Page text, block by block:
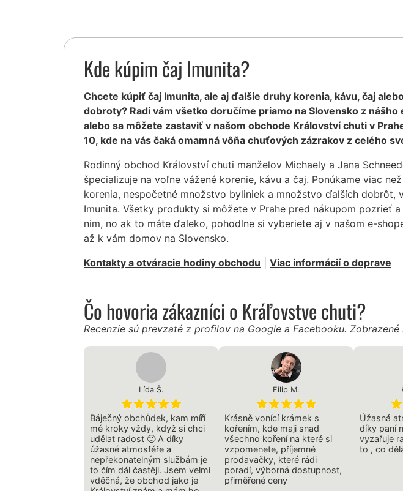
Kde kúpim čaj Imunita?
Chcete kúpiť čaj Imunita, ale aj ďalšie druhy korenia, kávu, čaj
dobroty? Radi vám všetko doručíme priamo na Slovensko z nášho
alebo sa môžete zastaviť v našom obchode Království chuti v
10, kde na vás čaká omamná vôňa chuťových zázrakov z celého
Rodinný obchod Království chuti manželov Michaely a Jana
špecializuje na voľne vážené korenie, kávu a čaj. Ponúkame viac
korenia, nespočetné množstvo byliniek a množstvo ďalších dobrôt,
Imunita. Všetky produkty si môžete v Prahe pred nákupom pozrieť
nim, no ak to máte ďaleko, pohodlne si vyberiete aj v našom e-
až k vám domov na Slovensko.
Kontakty a otváracie hodiny obchodu
Viac informácií o doprave
Čo hovoria zákazníci o Kráľovstve chuti?
Recenzie sú prevzaté z profilov na Google a Facebooku.
Lída Š.
Báječný obchůdek, kam míří
mé kroky vždy, když si chci
udělat radost 🙂 A díky
úžasné atmosféře a
nepřekonatelným službám je
to čím dál častěji. Jsem velmi
vděčná, že obchod jako je
Filip M.
Krásně vonící krámek s
kořením, kde maji snad
všechno koření na které si
vzpomenete, příjemné
prodavačky, které rádi
poradí, výborná dostupnost,
přiměřené ceny
Úžasná
díky paní
vyzařuje
to , co